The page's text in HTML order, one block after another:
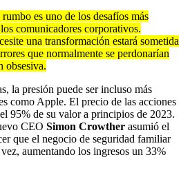
es uno de los desafíos más
comunicadores corporativos.
una transformación estará sometida
que normalmente se perdonarían
obsesiva.
la presión puede ser incluso más
como Apple. El precio de las acciones
95% de su valor a principios de 2023.
CEO Simon Crowther asumió el
que el negocio de seguridad familiar
aumentando los ingresos un 33%